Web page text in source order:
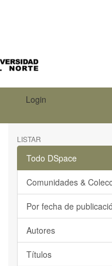
Login
LISTAR
Todo DSpace
Comunidades &
Por fecha de
Autores
Títulos